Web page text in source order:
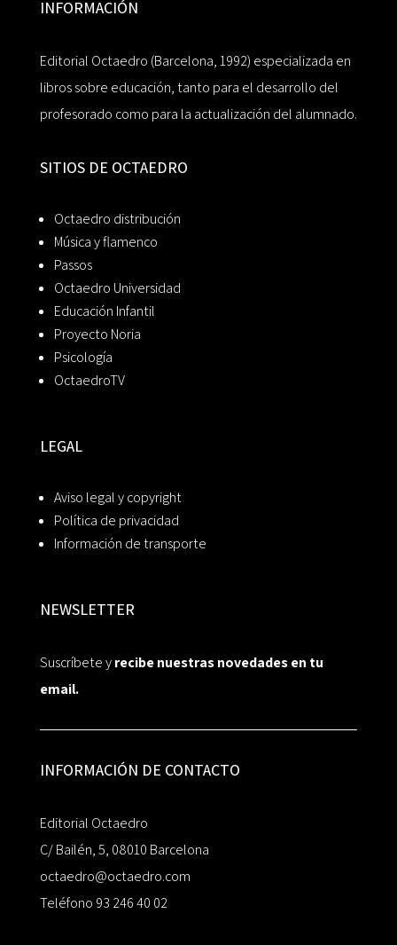
INFORMACIÓN
Editorial Octaedro (Barcelona, 1992) especializada en
libros sobre educación, tanto para el desarrollo del
profesorado como para la actualización del alumnado.
SITIOS DE OCTAEDRO
Octaedro distribución
Música y flamenco
Passos
Octaedro Universidad
Educación Infantil
Proyecto Noria
Psicología
OctaedroTV
LEGAL
Aviso legal y copyright
Política de privacidad
Información de transporte
NEWSLETTER
Suscríbete yrecibe nuestras novedades en tu
email.
INFORMACIÓN DE CONTACTO
Editorial Octaedro
C/ Bailén, 5, 08010 Barcelona
octaedro@octaedro.com
Teléfono 93 246 40 02